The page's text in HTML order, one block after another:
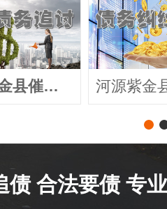
河源紫金县催收公司
债 合法要债 专